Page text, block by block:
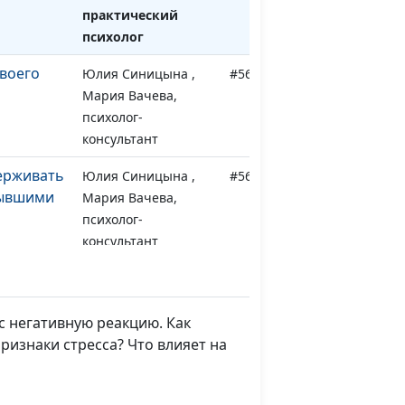
практический
психолог
Юлия Синицына ,
Мария Вачева,
психолог-
консультант
#561
Юлия Синицына ,
Мария Вачева,
психолог-
консультант
#560
Мария Вачева,
психолог-
консультант
негативную реакцию. Как
стресса? Что влияет на